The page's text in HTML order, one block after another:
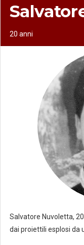
20 anni
Salvatore Nuvoletta,
dai proiettili esplosi da